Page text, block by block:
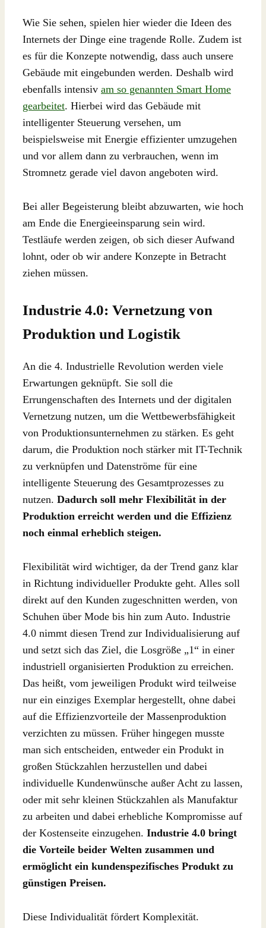
Wie Sie sehen, spielen hier wieder die Ideen des
Internets der Dinge eine tragende Rolle. Zudem ist
es für die Konzepte notwendig, dass auch unsere
Gebäude mit eingebunden werden. Deshalb wird
ebenfalls intensiv am so genannten Smart Home
gearbeitet. Hierbei wird das Gebäude mit
intelligenter Steuerung versehen, um
beispielsweise mit Energie effizienter umzugehen
und vor allem dann zu verbrauchen, wenn im
Stromnetz gerade viel davon angeboten wird.
Bei aller Begeisterung bleibt abzuwarten, wie hoch
am Ende die Energieeinsparung sein wird.
Testläufe werden zeigen, ob sich dieser Aufwand
lohnt, oder ob wir andere Konzepte in Betracht
ziehen müssen.
Industrie 4.0: Vernetzung von
Produktion und Logistik
An die 4. Industrielle Revolution werden viele
Erwartungen geknüpft. Sie soll die
Errungenschaften des Internets und der digitalen
Vernetzung nutzen, um die Wettbewerbsfähigkeit
von Produktionsunternehmen zu stärken. Es geht
darum, die Produktion noch stärker mit IT-Technik
zu verknüpfen und Datenströme für eine
intelligente Steuerung des Gesamtprozesses zu
nutzen. Dadurch soll mehr Flexibilität in der
Produktion erreicht werden und die Effizienz
noch einmal erheblich steigen.
Flexibilität wird wichtiger, da der Trend ganz klar
in Richtung individueller Produkte geht. Alles soll
direkt auf den Kunden zugeschnitten werden, von
Schuhen über Mode bis hin zum Auto. Industrie
4.0 nimmt diesen Trend zur Individualisierung auf
und setzt sich das Ziel, die Losgröße „1“ in einer
industriell organisierten Produktion zu erreichen.
Das heißt, vom jeweiligen Produkt wird teilweise
nur ein einziges Exemplar hergestellt, ohne dabei
auf die Effizienzvorteile der Massenproduktion
verzichten zu müssen. Früher hingegen musste
man sich entscheiden, entweder ein Produkt in
großen Stückzahlen herzustellen und dabei
individuelle Kundenwünsche außer Acht zu lassen,
oder mit sehr kleinen Stückzahlen als Manufaktur
zu arbeiten und dabei erhebliche Kompromisse auf
der Kostenseite einzugehen. Industrie 4.0 bringt
die Vorteile beider Welten zusammen und
ermöglicht ein kundenspezifisches Produkt zu
günstigen Preisen.
Diese Individualität fördert Komplexität.